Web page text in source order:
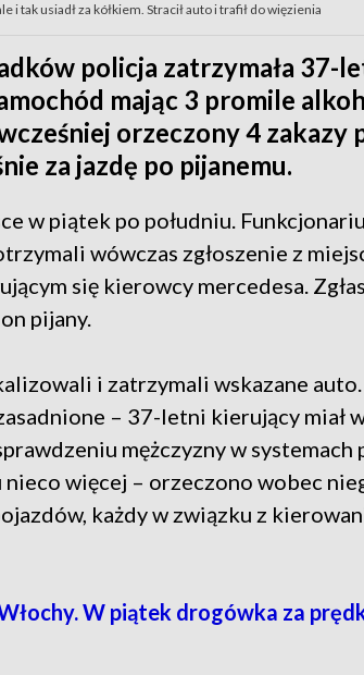
i tak usiadł za kółkiem. Stracił auto i trafił do więzienia
policja zatrzymała 37-
mając 3 promile
orzeczony 4 zakazy
za jazdę po pijanemu.
w piątek po południu.
wówczas zgłoszenie z
się kierowcy mercedesa.
pijany.
i zatrzymali wskazane
– 37-letni kierujący miał
mężczyzny w systemach
nieco więcej – orzeczono wobec
każdy w związku z
W piątek drogówka za